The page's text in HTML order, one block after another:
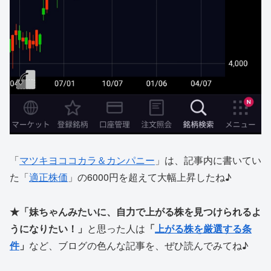
「マツキヨココカラ＆カンパニー 」は、記事内に書いてい
た「適正株価 」の6000円を超えて大幅上昇したね♪
★「妹ちゃんみたいに、自力で上がる株を見つけられるよ
うになりたい！」 と思った人は 「上がる株を厳選する条
件」 など、ブログの色んな記事を、ぜひ読んでみてね♪